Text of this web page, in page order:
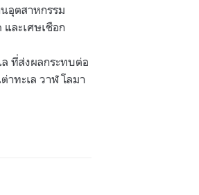
อุตสาหกรรม
ละเศษเชือก
ที่ส่งผลกระทบต่อ
าทะเล วาฬ โลมา